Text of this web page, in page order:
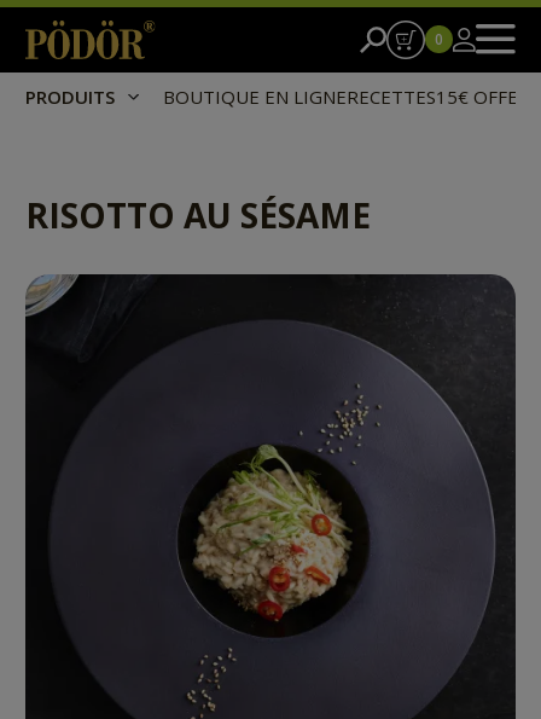
PRODUITS BOUTIQUE EN LIGNERECETTES15€
0
RISOTTO AU SÉSAME